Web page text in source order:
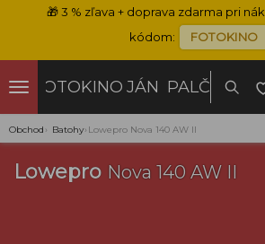
🎁3 % zľava + doprava zdarma pri
kódom:
FOTOKINO
FOTOKINO JÁN PALČO
Obchod › Batohy› Lowepro Nova 140 AW II
Lowepro Nova 140 AW II